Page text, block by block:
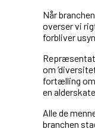
Når
overser vi
forbliver
om
fortælling om
en
Alle de
branchen